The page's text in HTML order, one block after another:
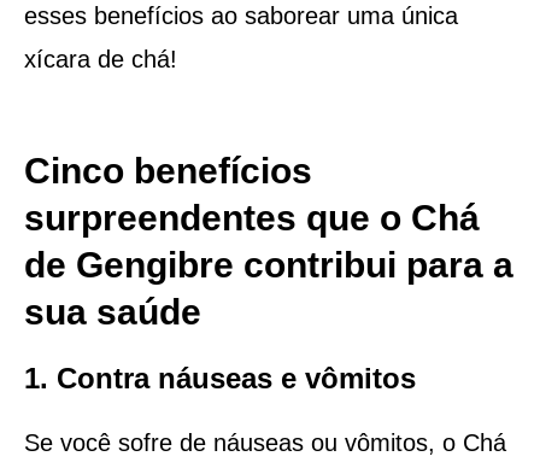
esses benefícios ao saborear uma única
xícara de chá!
Cinco benefícios
surpreendentes que o Chá
de Gengibre contribui para a
sua saúde
1. Contra náuseas e vômitos
Se você sofre de náuseas ou vômitos, o Chá